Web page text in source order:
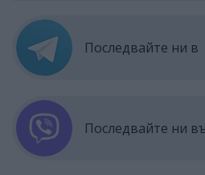
Последвайте ни в
Последвайте ни